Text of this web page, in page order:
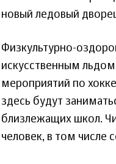
новый ледовый
Физкультурно-
искусственным
мероприятий по
здесь будут
близлежащих школ.
человек, в том числе